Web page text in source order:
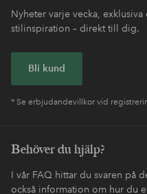
Nyheter varje vecka,
stilinspiration – direkt till dig.
Bli kund
* Se erbjudandevillkor vid
Behöver du hjälp?
I vår FAQ hittar du svaren på
också information om hur du